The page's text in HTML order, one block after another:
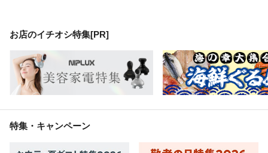
お店のイチオシ特集[PR]
特集・キャンペーン